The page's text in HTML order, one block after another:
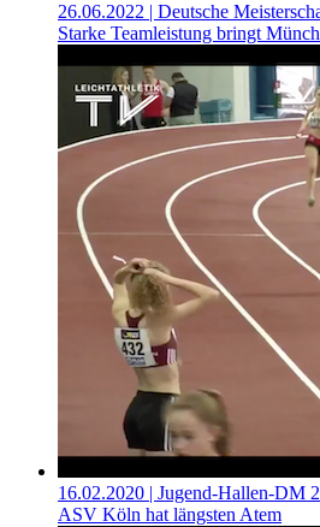
26.06.2022 | Deutsche
Starke Teamleistung bringt
16.02.2020 | Jugend-Hallen-DM
ASV Köln hat längsten Atem